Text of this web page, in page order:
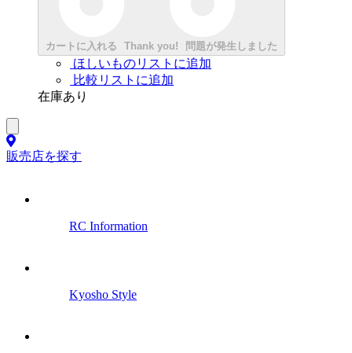
カートに入れる Thank you! 問題が発生しました
ほしいものリストに追加
比較リストに追加
在庫あり
販売店を探す
RC Information
Kyosho Style